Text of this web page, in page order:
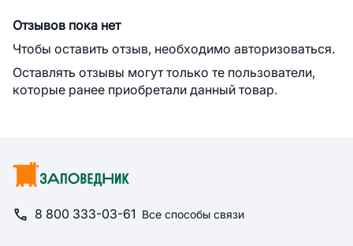
Отзывов пока нет
Чтобы оставить отзыв, необходимо авторизоваться.
Оставлять отзывы могут только те пользователи,
которые ранее приобретали данный товар.
8 800 333-03-61 Все способы связи